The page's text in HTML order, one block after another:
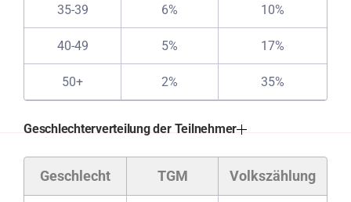
35-39 6% 10%
40-49 5% 17%
50+ 2% 35%
Geschlechterverteilung der Teilnehmer
Geschlecht TGM Volkszählung